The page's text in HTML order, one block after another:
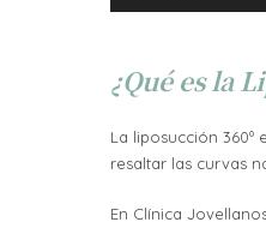
¿Qué es la
La liposucción
resaltar las curvas
En Clínica